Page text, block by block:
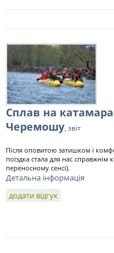
Сплав на
Черемошу, звіт
Після оповитою затишком і
поїздка стала для нас
переносному сенсі).
Детальна інформація
додати відгук